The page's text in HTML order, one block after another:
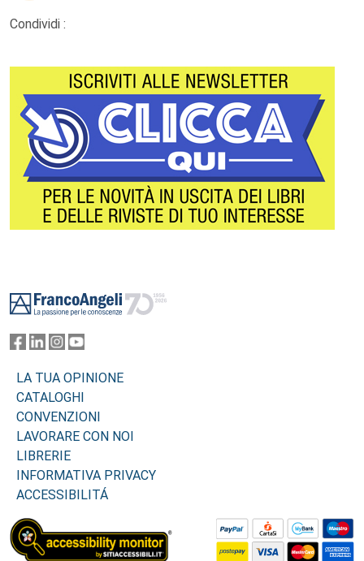
Condividi :
LA TUA OPINIONE
CATALOGHI
CONVENZIONI
LAVORARE CON NOI
LIBRERIE
INFORMATIVA PRIVACY
ACCESSIBILITÁ